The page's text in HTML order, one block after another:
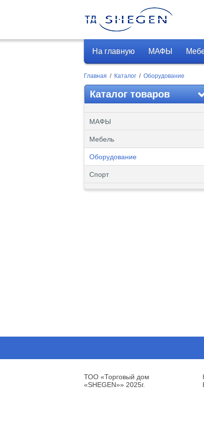
На главную МАФЫ
Главная / Каталог / Оборудование
Каталог товаров
МАФЫ
Мебель
Оборудование
Спорт
ТОО «Торговый дом
«SHEGEN»» 2025г.